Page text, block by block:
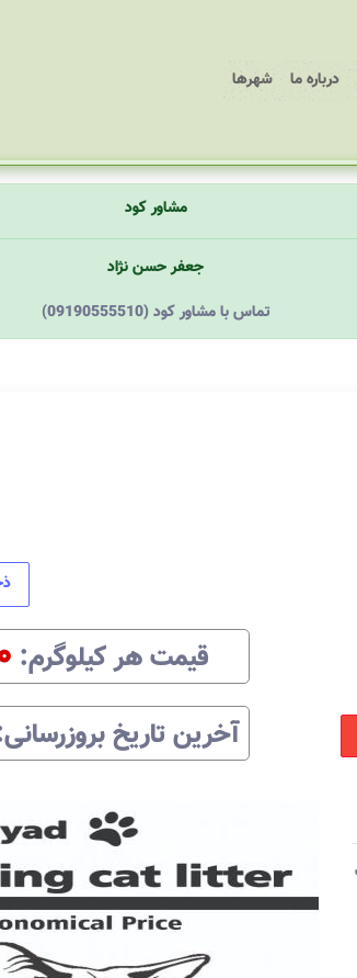
درباره ما شهرها
مشاور کود
جعفر حسن نژاد
(09190555510) تماس با مشاور کود
قیمت هرکیلوگرم:‌
آخرین تاریخ